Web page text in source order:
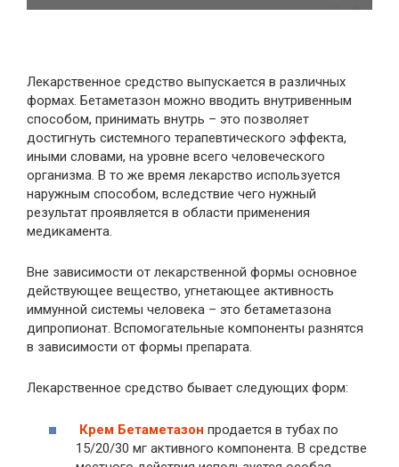
Лекарственное средство выпускается в различных
формах. Бетаметазон можно вводить внутривенным
способом, принимать внутрь – это позволяет
достигнуть системного терапевтического эффекта,
иными словами, на уровне всего человеческого
организма. В то же время лекарство используется
наружным способом, вследствие чего нужный
результат проявляется в области применения
медикамента.
Вне зависимости от лекарственной формы основное
действующее вещество, угнетающее активность
иммунной системы человека – это бетаметазона
дипропионат. Вспомогательные компоненты разнятся
в зависимости от формы препарата.
Лекарственное средство бывает следующих форм:
Крем Бетаметазон продается в тубах по
15/20/30 мг активного компонента. В средстве